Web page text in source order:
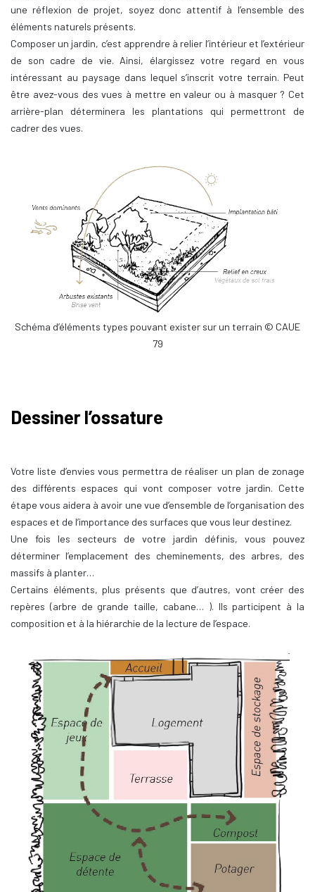
une réflexion de projet, soyez donc attentif à l’ensemble des
éléments naturels présents.
Composer un jardin, c’est apprendre à relier l’intérieur et l’extérieur
de son cadre de vie. Ainsi, élargissez votre regard en vous
intéressant au paysage dans lequel s’inscrit votre terrain. Peut
être avez-vous des vues à mettre en valeur ou à masquer ? Cet
arrière-plan déterminera les plantations qui permettront de
cadrer des vues.
Schéma d’éléments types pouvant exister sur un terrain © CAUE
79
Dessiner l’ossature
Votre liste d’envies vous permettra de réaliser un plan de zonage
des différents espaces qui vont composer votre jardin. Cette
étape vous aidera à avoir une vue d’ensemble de l’organisation des
espaces et de l’importance des surfaces que vous leur destinez.
Une fois les secteurs de votre jardin définis, vous pouvez
déterminer l’emplacement des cheminements, des arbres, des
massifs à planter…
Certains éléments, plus présents que d’autres, vont créer des
repères (arbre de grande taille, cabane… ). Ils participent à la
composition et à la hiérarchie de la lecture de l’espace.